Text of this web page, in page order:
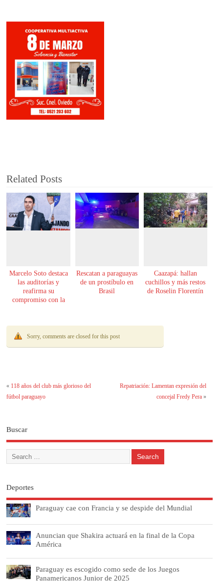
Related Posts
Marcelo Soto destaca
las auditorías y
reafirma su
compromiso con la
Rescatan a paraguayas
de un prostíbulo en
Brasil
Caazapá: hallan
cuchillos y más restos
de Roselin Florentín
Sorry, comments are closed for this post
« 118 años del club más glorioso del
fútbol paraguayo
Repatriación: Lamentan expresión del
concejal Fredy Pera»
Buscar
Deportes
Paraguay cae con Francia y se despide del Mundial
Anuncian que Shakira actuará en la final de la Copa
América
Paraguay es escogido como sede de los Juegos
Panamericanos Junior de 2025